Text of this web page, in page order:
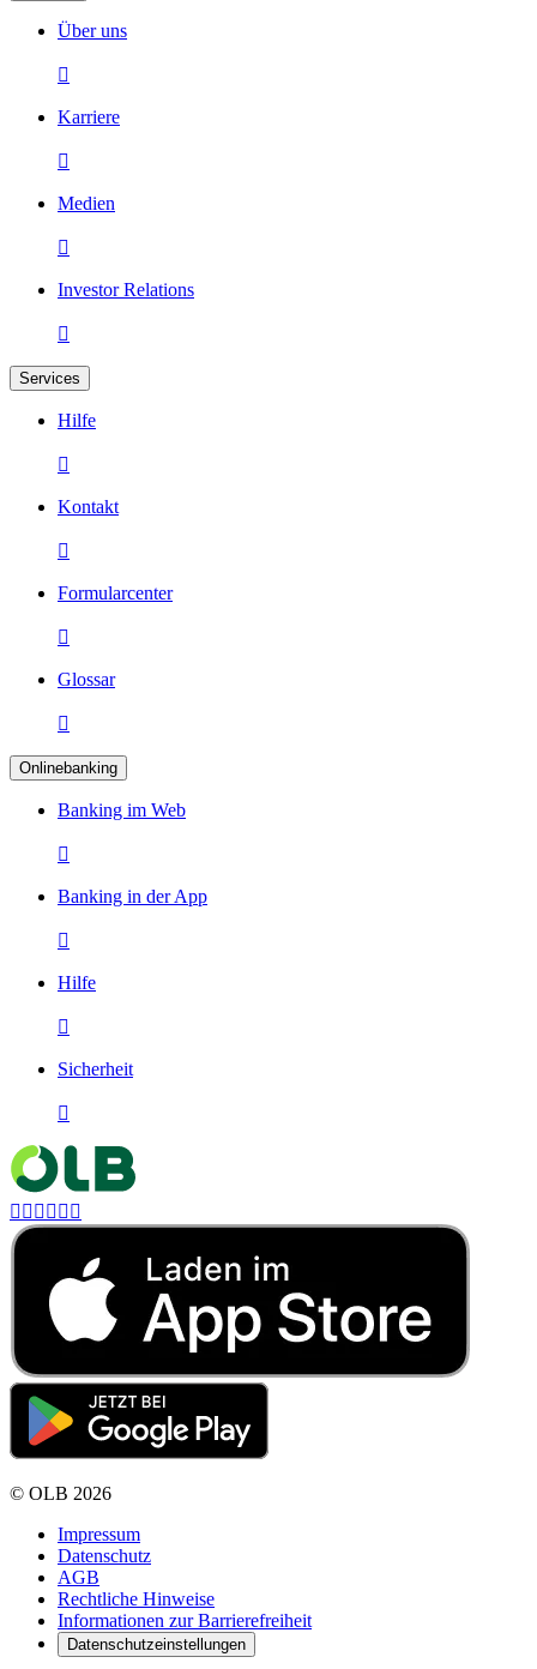
Über uns

Karriere

Medien

Investor Relations

Services
Hilfe

Kontakt

Formularcenter

Glossar

Onlinebanking
Banking im Web

Banking in der App

Hilfe

Sicherheit

     
© OLB 2026
Impressum
Datenschutz
AGB
Rechtliche Hinweise
Informationen zur Barrierefreiheit
Datenschutzeinstellungen